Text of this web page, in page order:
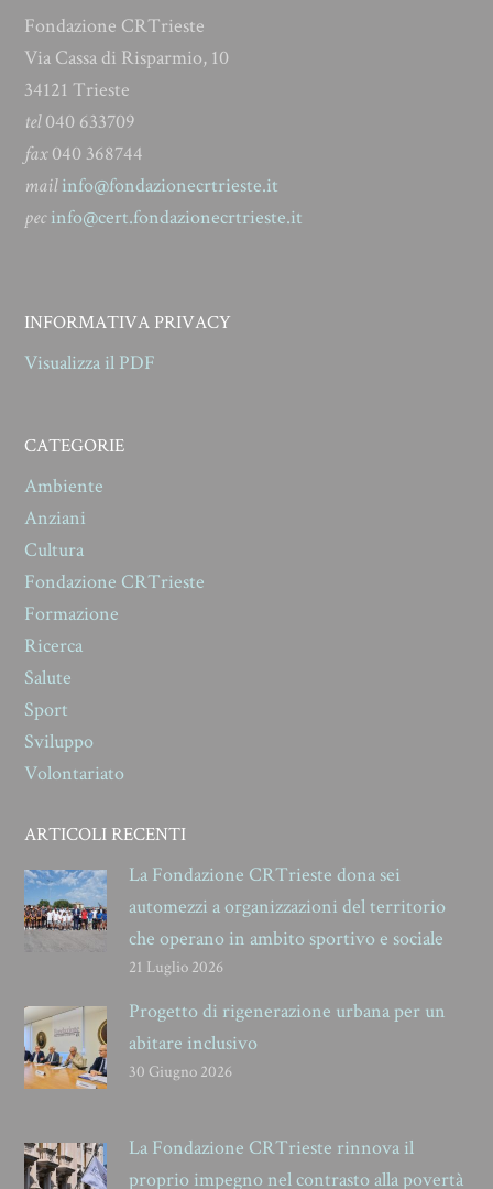
Fondazione CRTrieste
Via Cassa di Risparmio, 10
34121 Trieste
tel040 633709
fax040 368744
mailinfo@fondazionecrtrieste.it
pecinfo@cert.fondazionecrtrieste.it
INFORMATIVA PRIVACY
Visualizza il PDF
CATEGORIE
Ambiente
Anziani
Cultura
Fondazione CRTrieste
Formazione
Ricerca
Salute
Sport
Sviluppo
Volontariato
ARTICOLI RECENTI
La Fondazione CRTrieste dona sei
automezzi a organizzazioni del territorio
che operano in ambito sportivo e sociale
21 Luglio 2026
Progetto di rigenerazione urbana per un
abitare inclusivo
30 Giugno 2026
La Fondazione CRTrieste rinnova il
proprio impegno nel contrasto alla povertà